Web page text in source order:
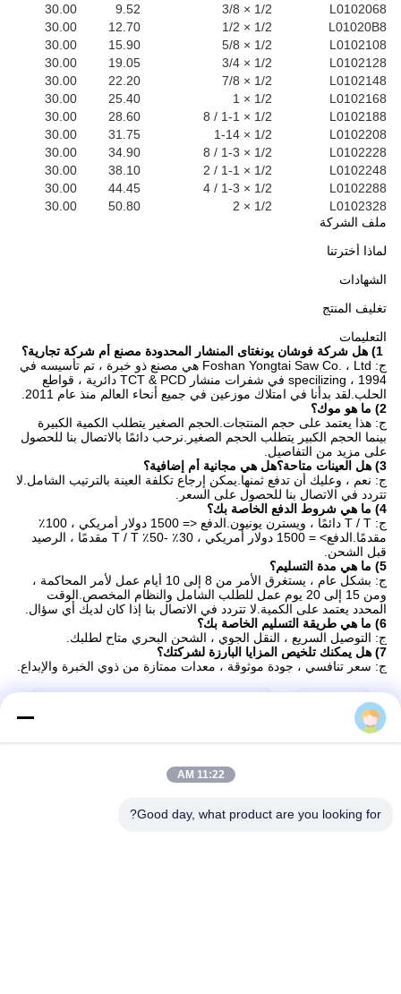
L0102068
1/2 × 3/8
9.52
30.00
L01020B8
1/2 × 1/2
12.70
30.00
L0102108
1/2 × 5/8
15.90
30.00
L0102128
1/2 × 3/4
19.05
30.00
L0102148
1/2 × 7/8
22.20
30.00
L0102168
1/2 × 1
25.40
30.00
L0102188
1/2 × 1-1 / 8
28.60
30.00
L0102208
1/2 × 1-14
31.75
30.00
L0102228
1/2 × 1-3 / 8
34.90
30.00
L0102248
1/2 × 1-1 / 2
38.10
30.00
L0102288
1/2 × 1-3 / 4
44.45
30.00
L0102328
1/2 × 2
50.80
30.00
ملف الشركة
لماذا أخترتنا
الشهادات
تغليف المنتج
التعليمات
1) هل شركة فوشان يونغتاى المنشار المحدودة مصنع أم شركة تجارية؟
ج: Foshan Yongtai Saw Co. ، Ltd هي مصنع ذو خبرة ، تم تأسيسه في
1994 ، specilizing في شفرات منشار TCT & PCD دائرية ، قواطع
الحلب.لقد بدأنا في امتلاك موزعين في جميع أنحاء العالم منذ عام 2011.
2) ما هو موك؟
ج: هذا يعتمد على حجم المنتجات.الحجم الصغير يتطلب الكمية الكبيرة
بينما الحجم الكبير يتطلب الحجم الصغير.نرحب دائمًا بالاتصال بنا للحصول
على مزيد من التفاصيل.
3) هل العينات متاحة؟هل هي مجانية أم إضافية؟
ج: نعم ، وعليك أن تدفع ثمنها.يمكن إرجاع تكلفة العينة بالترتيب الشامل.لا
تتردد في الاتصال بنا للحصول على السعر.
4) ما هي شروط الدفع الخاصة بك؟
ج: T / T دائمًا ، ويسترن يونيون.الدفع <= 1500 دولار أمريكي ، 100٪
مقدمًا.الدفع> = 1500 دولار أمريكي ، 30٪ -50٪ T / T مقدمًا ، الرصيد
قبل الشحن.
5) ما هي مدة التسليم؟
ج: بشكل عام ، يستغرق الأمر من 8 إلى 10 أيام عمل لأمر المحاكمة ،
ومن 15 إلى 20 يوم عمل للطلب الشامل والنظام المخصص.الوقت
المحدد يعتمد على الكمية.لا تتردد في الاتصال بنا إذا كان لديك أي سؤال.
6) ما هي طريقة التسليم الخاصة بك؟
ج: التوصيل السريع ، النقل الجوي ، الشحن البحري متاح لطلبك.
7) هل يمكنك تلخيص المزايا البارزة لشركتك؟
ج: سعر تنافسي ، جودة موثوقة ، معدات ممتازة من ذوي الخبرة والإبداع.
العلامات:
بت التوجيه المستقيم المضاد للتآكل
لقم التوجيه المستقيمة المقاومة للصدأ
11:22 AM
Good day, what product are you looking for?